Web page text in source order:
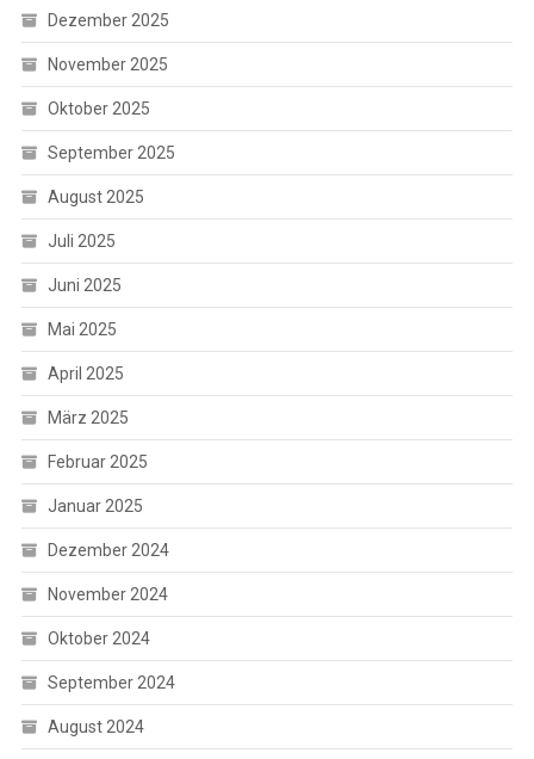
Dezember 2025
November 2025
Oktober 2025
September 2025
August 2025
Juli 2025
Juni 2025
Mai 2025
April 2025
März 2025
Februar 2025
Januar 2025
Dezember 2024
November 2024
Oktober 2024
September 2024
August 2024